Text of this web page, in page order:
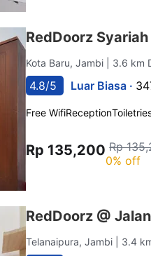
RedDoorz
Kota Baru, Jambi | 3.6 km
4.8/5 Luar Biasa ·
Free WifiReception
Rp 135,200 Rp
0% off
RedDoorz @
Telanaipura, Jambi | 3.4